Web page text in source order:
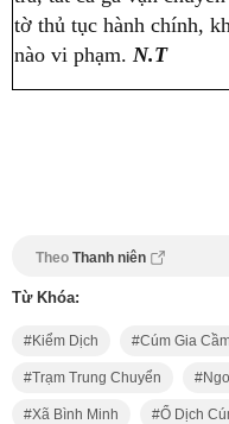
tờ thủ tục hành chính,
nào vi phạm. N.T
Theo Thanh niên
Từ Khóa:
Kiểm Dịch Cúm Gia
Trạm Trung Chuyển
Xã Bình Minh Ổ Dịch